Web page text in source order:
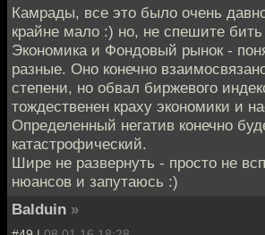
Камрады, все это было очень
крайне мало :) но, не спешите бить
Экономика и Фондовый рынок -
разные. Оно конечно
степени, но обвал биржевого
тождественен краху экономики и
Определенный негатив конечно
катастрофический.
Шире не развернуть - просто не
нюансов и запутаюсь :)
Balduin »